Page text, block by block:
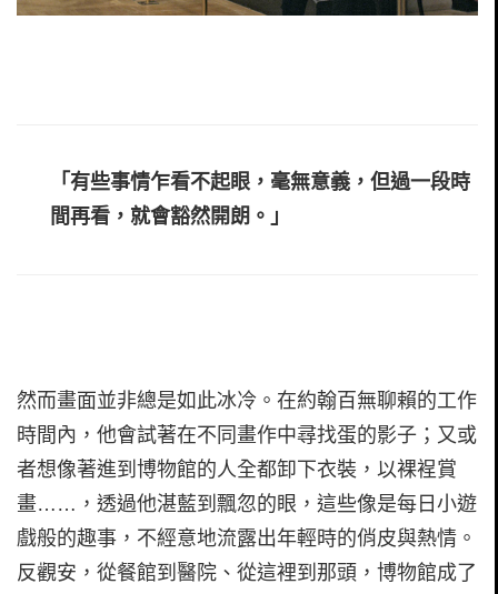
「有些事情乍看不起眼，毫無意義，但過一段時
間再看，就會豁然開朗。」
然而畫面並非總是如此冰冷。在約翰百無聊賴的工作
時間內，他會試著在不同畫作中尋找蛋的影子；又或
者想像著進到博物館的人全都卸下衣裝，以裸裎賞
畫……，透過他湛藍到飄忽的眼，這些像是每日小遊
戲般的趣事，不經意地流露出年輕時的俏皮與熱情。
反觀安，從餐館到醫院、從這裡到那頭，博物館成了